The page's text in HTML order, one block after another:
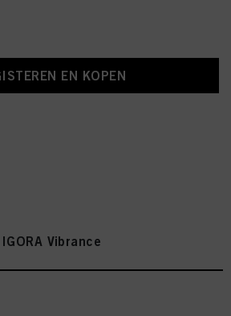
EN KOPEN
IGORA Vibrance